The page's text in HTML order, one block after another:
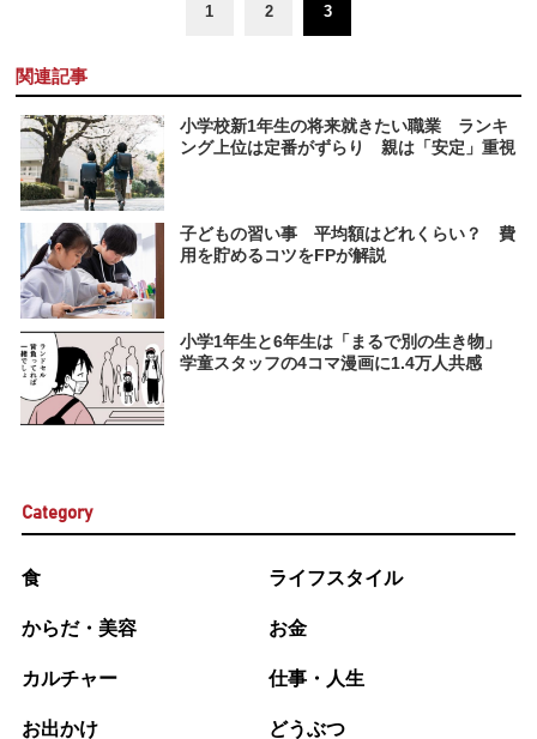
1 2 3
関連記事
小学校新1年生の将来就きたい職業 ランキ
ング上位は定番がずらり 親は「安定」重視
子どもの習い事 平均額はどれくらい？ 費
用を貯めるコツをFPが解説
小学1年生と6年生は「まるで別の生き物」
学童スタッフの4コマ漫画に1.4万人共感
Category
食 ライフスタイル
からだ・美容 お金
カルチャー 仕事・人生
お出かけ どうぶつ